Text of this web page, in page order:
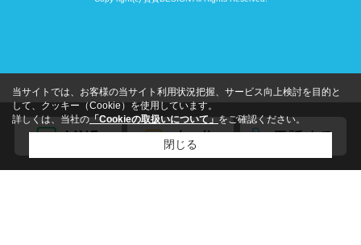
当サイトでは、お客様の当サイト利用状況把握、サービス向上検討を目的と
して、クッキー（Cookie）を使用しています。
詳しくは、当社の 「Cookieの取扱いについて」 をご確認ください。
閉じる